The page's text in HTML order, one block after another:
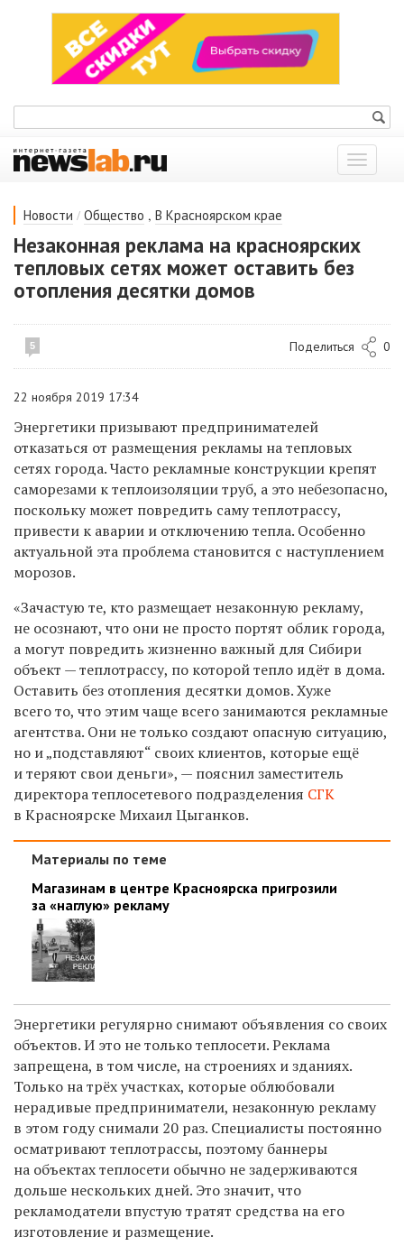
Показать
меню
Новости / Общество , В Красноярском крае
Незаконная реклама на красноярских
тепловых сетях может оставить без
отопления десятки домов
5 Поделиться 0
22 ноября 2019 17:34
Энергетики призывают предпринимателей
отказаться от размещения рекламы на тепловых
сетях города. Часто рекламные конструкции крепят
саморезами к теплоизоляции труб, а это небезопасно,
поскольку может повредить саму теплотрассу,
привести к аварии и отключению тепла. Особенно
актуальной эта проблема становится с наступлением
морозов.
«Зачастую те, кто размещает незаконную рекламу,
не осознают, что они не просто портят облик города,
а могут повредить жизненно важный для Сибири
объект — теплотрассу, по которой тепло идёт в дома.
Оставить без отопления десятки домов. Хуже
всего то, что этим чаще всего занимаются рекламные
агентства. Они не только создают опасную ситуацию,
но и „подставляют“ своих клиентов, которые ещё
и теряют свои деньги», — пояснил заместитель
директора теплосетевого подразделения СГК
в КрасноярскеМихаил Цыганков.
Материалы по теме
Магазинам в центре Красноярска пригрозили
за «наглую» рекламу
Энергетики регулярно снимают объявления со своих
объектов. И это не только теплосети. Реклама
запрещена, в том числе, на строениях и зданиях.
Только на трёх участках, которые облюбовали
нерадивые предприниматели, незаконную рекламу
в этом году снимали 20 раз. Специалисты постоянно
осматривают теплотрассы, поэтому баннеры
на объектах теплосети обычно не задерживаются
дольше нескольких дней. Это значит, что
рекламодатели впустую тратят средства на его
изготовление и размещение.